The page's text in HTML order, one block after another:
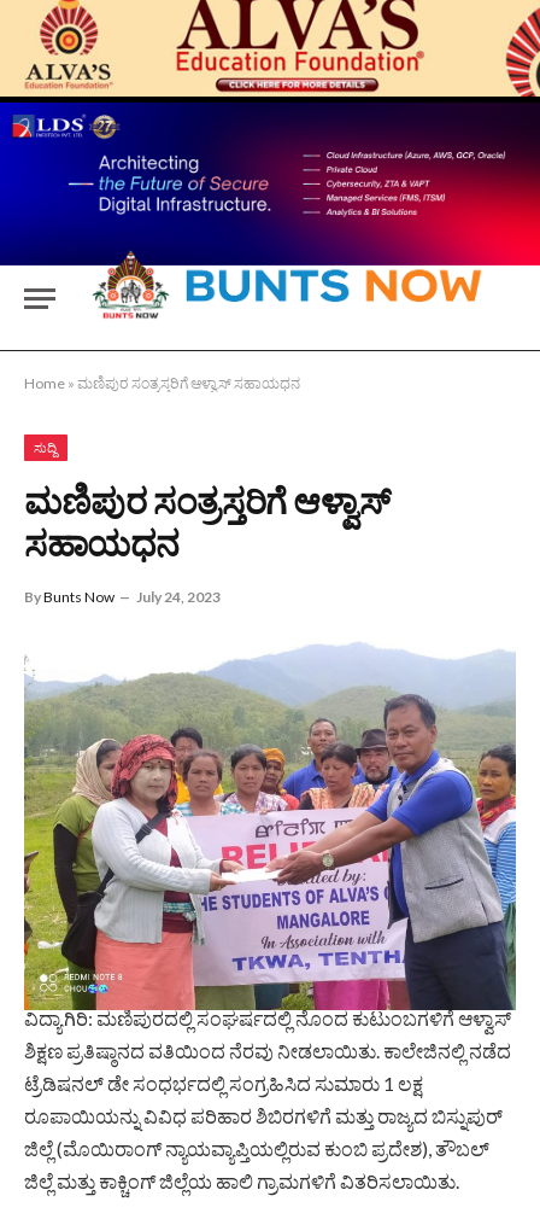
Home » ಮಣಿಪುರ ಸಂತ್ರಸ್ತರಿಗೆ ಆಳ್ವಾಸ್ ಸಹಾಯಧನ
ಸುದ್ದಿ
ಮಣಿಪುರ ಸಂತ್ರಸ್ತರಿಗೆ ಆಳ್ವಾಸ್
ಸಹಾಯಧನ
ByBunts Now July 24, 2023
ವಿದ್ಯಾಗಿರಿ: ಮಣಿಪುರದಲ್ಲಿ ಸಂಘರ್ಷದಲ್ಲಿ ನೊಂದ ಕುಟುಂಬಗಳಿಗೆ ಆಳ್ವಾಸ್
ಶಿಕ್ಷಣ ಪ್ರತಿಷ್ಠಾನದ ವತಿಯಿಂದ ನೆರವು ನೀಡಲಾಯಿತು. ಕಾಲೇಜಿನಲ್ಲಿ ನಡೆದ
ಟ್ರೆಡಿಷನಲ್ ಡೇ ಸಂಧರ್ಭದಲ್ಲಿ ಸಂಗ್ರಹಿಸಿದ ಸುಮಾರು 1 ಲಕ್ಷ
ರೂಪಾಯಿಯನ್ನು ವಿವಿಧ ಪರಿಹಾರ ಶಿಬಿರಗಳಿಗೆ ಮತ್ತು ರಾಜ್ಯದ ಬಿಸ್ನುಪುರ್
ಜಿಲ್ಲೆ (ಮೊಯಿರಾಂಗ್ ನ್ಯಾಯವ್ಯಾಪ್ತಿಯಲ್ಲಿರುವ ಕುಂಬಿ ಪ್ರದೇಶ), ತೌಬಲ್
ಜಿಲ್ಲೆ ಮತ್ತು ಕಾಕ್ಚಿಂಗ್ ಜಿಲ್ಲೆಯ ಹಾಲಿ ಗ್ರಾಮಗಳಿಗೆ ವಿತರಿಸಲಾಯಿತು.